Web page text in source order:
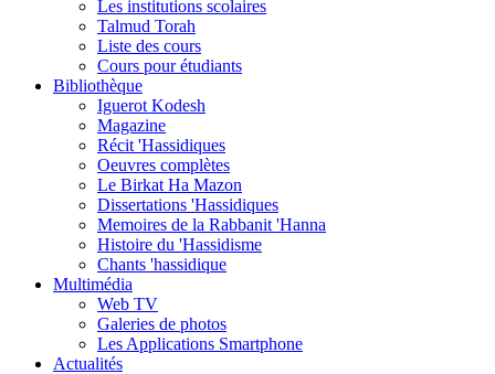
Les institutions scolaires
Talmud Torah
Liste des cours
Cours pour étudiants
Bibliothèque
Iguerot Kodesh
Magazine
Récit 'Hassidiques
Oeuvres complètes
Le Birkat Ha Mazon
Dissertations 'Hassidiques
Memoires de la Rabbanit 'Hanna
Histoire du 'Hassidisme
Chants 'hassidique
Multimédia
Web TV
Galeries de photos
Les Applications Smartphone
Actualités